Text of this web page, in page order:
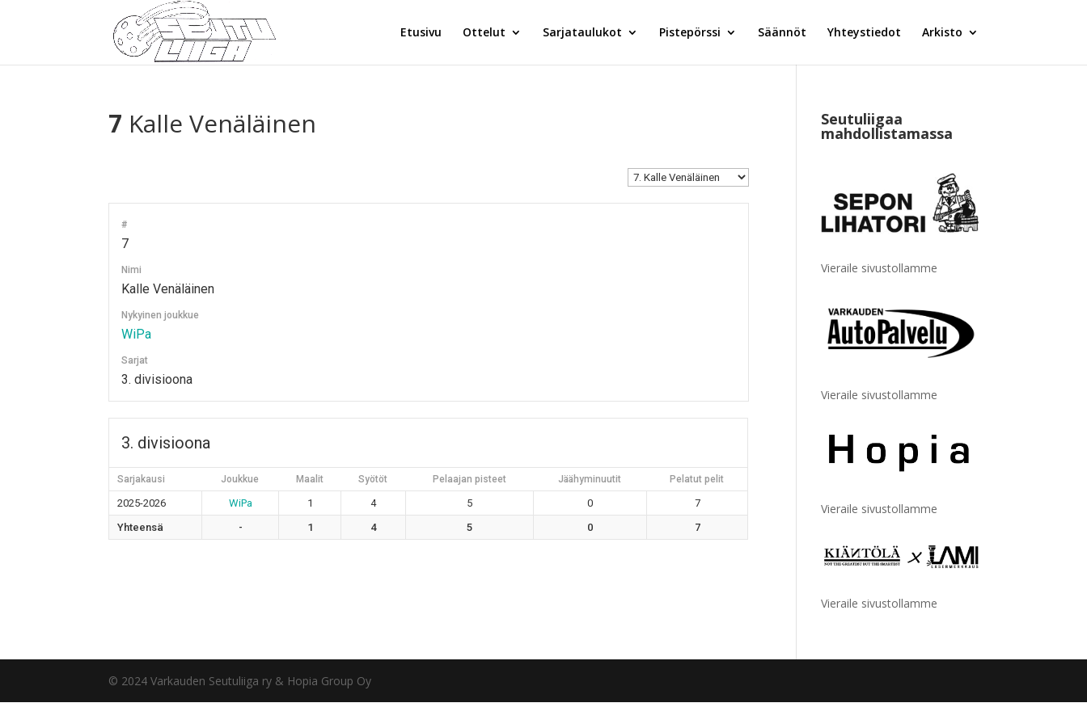
Etusivu Ottelut Sarjataulukot Pistepörssi Säännöt Yhteystiedot Arkisto
7 Kalle Venäläinen
#
7
Nimi
Kalle Venäläinen
Nykyinen joukkue
WiPa
Sarjat
3. divisioona
3. divisioona
Sarjakausi Joukkue Maalit Syötöt Pelaajan pisteet Jäähyminuutit Pelatut pelit
2025-2026 WiPa 1 4 5 0
7
Yhteensä
- 1 4 5 0 7
Seutuliigaa
mahdollistamassa
Vieraile sivustollamme
Vieraile sivustollamme
Vieraile sivustollamme
Vieraile sivustollamme
© 2024 Varkauden Seutuliiga ry & Hopia Group Oy